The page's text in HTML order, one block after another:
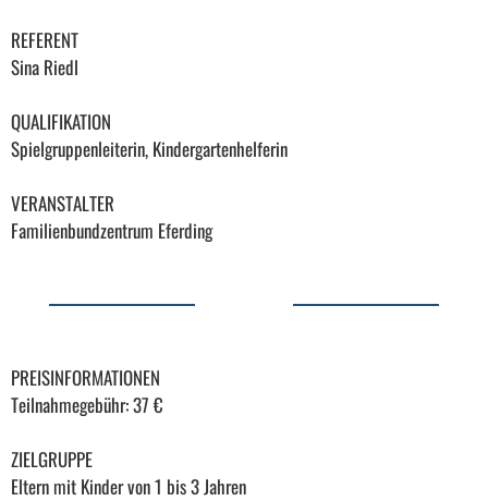
REFERENT
Sina Riedl
QUALIFIKATION
Spielgruppenleiterin, Kindergartenhelferin
VERANSTALTER
Familienbundzentrum Eferding
PREISINFORMATIONEN
Teilnahmegebühr: 37 €
ZIELGRUPPE
Eltern mit Kinder von 1 bis 3 Jahren